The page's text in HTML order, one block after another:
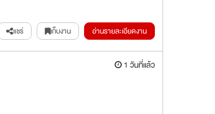
แชร์ เก็บงาน อ่านรายละเอียดงาน
1 วันที่แล้ว